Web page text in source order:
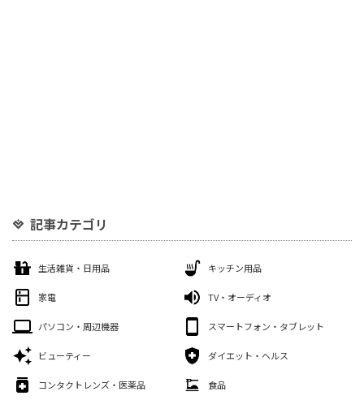
記事カテゴリ
生活雑貨・日用品 キッチン用品
家電 TV・オーディオ
パソコン・周辺機器 スマートフォン・タブレット
ビューティー ダイエット・ヘルス
コンタクトレンズ・医薬品 食品